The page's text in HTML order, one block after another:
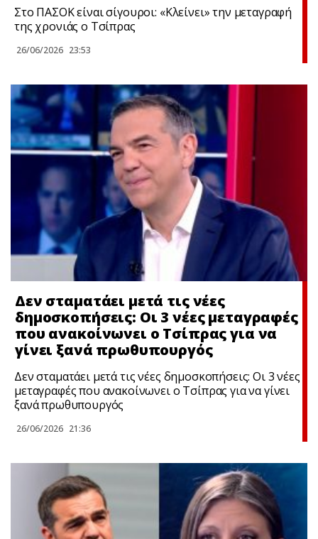
Στο ΠΑΣΟΚ είναι σίγουροι: «Κλείνει» την μεταγραφή
της χρονιάς ο Τσίπρας
26/06/2026 23:53
Δεν σταματάει μετά τις νέες
δημοσκοπήσεις: Οι 3 νέες μεταγραφές
που ανακοίνωνει ο Τσίπρας για να
γίνει ξανά πρωθυπουργός
Δεν σταματάει μετά τις νέες δημοσκοπήσεις: Οι 3 νέες
μεταγραφές που ανακοίνωνει ο Τσίπρας για να γίνει
ξανά πρωθυπουργός
26/06/2026 21:36